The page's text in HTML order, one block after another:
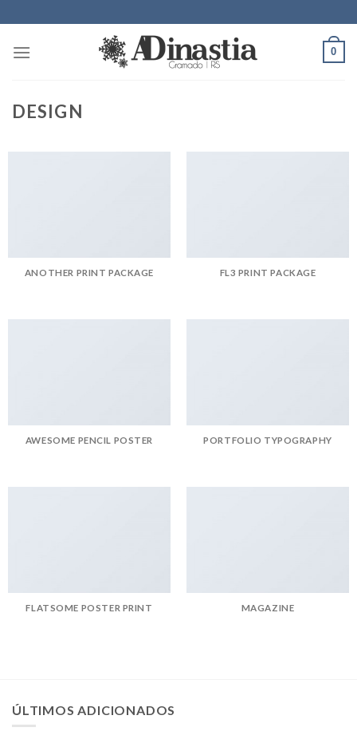
to
content
0
DESIGN
ANOTHER PRINT PACKAGE FL3 PRINT PACKAGE
AWESOME PENCIL POSTER PORTFOLIO TYPOGRAPHY
FLATSOME POSTER PRINT MAGAZINE
ÚLTIMOS ADICIONADOS